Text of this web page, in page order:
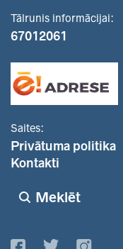
Tālrunis informācijai:
67012061
Saites:
Privātuma politika
Kontakti
Meklēt